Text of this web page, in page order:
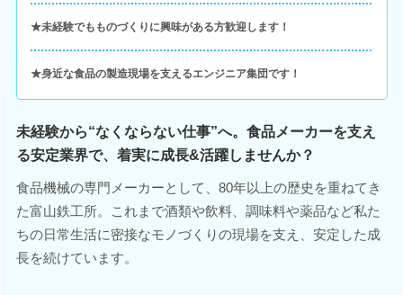
★未経験でもものづくりに興味がある方歓迎します！
★身近な食品の製造現場を支えるエンジニア集団です！
未経験から“なくならない仕事”へ。食品メーカーを支え
る安定業界で、着実に成長&活躍しませんか？
食品機械の専門メーカーとして、80年以上の歴史を重ねてき
た富山鉄工所。これまで酒類や飲料、調味料や薬品など私た
ちの日常生活に密接なモノづくりの現場を支え、安定した成
長を続けています。